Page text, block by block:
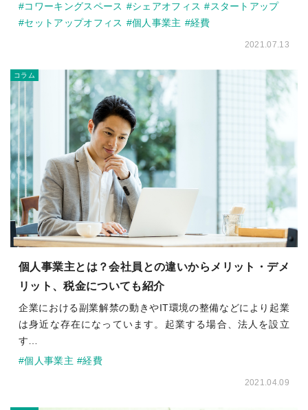
#コワーキングスペース #シェアオフィス #スタートアップ
#セットアップオフィス #個人事業主 #経費
2021.07.13
コラム
個人事業主とは？会社員との違いからメリット・デメ
リット、税金についても紹介
企業における副業解禁の動きやIT環境の整備などにより起業
は身近な存在になっています。起業する場合、法人を設立
す…
#個人事業主 #経費
2021.04.09